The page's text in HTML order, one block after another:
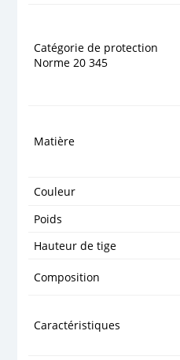
Catégorie de protection
Norme 20 345
Matière
Couleur
Poids
Hauteur de tige
Composition
Caractéristiques